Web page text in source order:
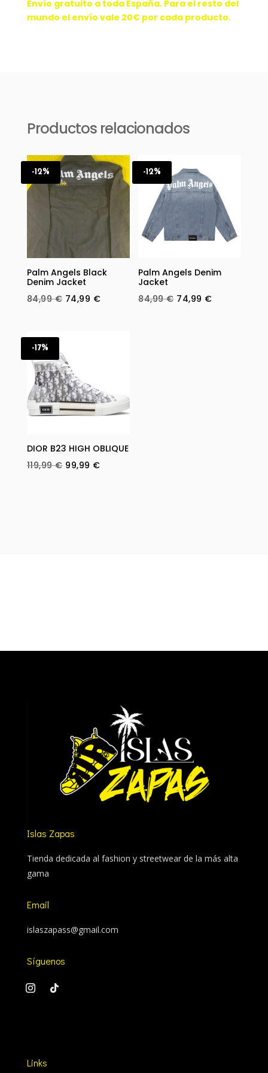
Envío gratuito a toda España. Para el resto del
mundo el envío vale 20€ por cada producto.
Productos relacionados
-12%
Palm Angels Black
Denim Jacket
84,99€ Original
74,99 €Current
-12%
Palm Angels Denim
Jacket
84,99€ Original
74,99 €Current
-17%
DIOR B23 HIGH OBLIQUE
119,99€ Original
99,99 €Current
Islas Zapas
Tienda dedicada al fashion y streetwear de la más alta
gama
Email
islaszapass@gmail.com
Síguenos
Links